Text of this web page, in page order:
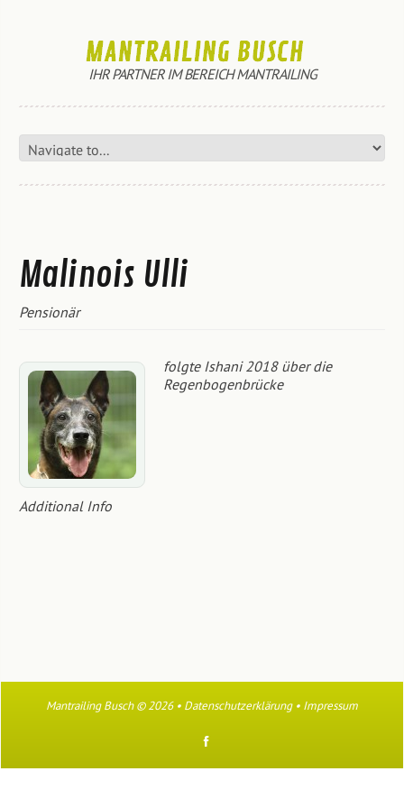
IHR PARTNER IM BEREICH MANTRAILING
Malinois Ulli
Pensionär
folgte Ishani 2018 über die
Regenbogenbrücke
Additional Info
Mantrailing Busch© 2026 • Datenschutzerklärung• Impressum